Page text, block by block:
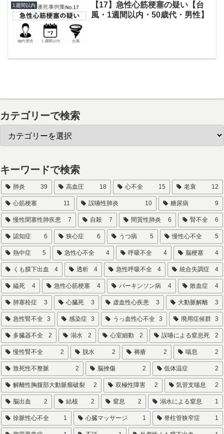
1週間以内
【17】急性心筋梗塞の疑い【台
風・1週間以内・50歳代・男性】
カテゴリーで検索
キーワードで検索
肺炎 39 高血圧 18 心不全 15 老衰 12
心筋梗塞 11 誤嚥性肺炎 10 糖尿病 9
慢性閉塞性肺疾患 7 自殺 7 間質性肺炎 6 腎不全 6
認知症 6 狭心症 6 うつ病 5 慢性心不全 5
熱中症 5 急性心不全 4 呼吸不全 4 脳梗塞 4
くも膜下出血 4 透析 4 急性呼吸不全 4 統合失調症 4
縊死 4 急性心筋梗塞 4 パーキンソン病 4 敗血症 4
肺塞栓症 3 心臓死 3 虚血性心疾患 3 大動脈解離 3
急性腎不全 3 感染症 3 うっ血性心不全 3 廃用症候群 3
多臓器不全 2 溺水 2 心室細動 2 誤嚥による窒息死 2
慢性腎不全 2 脱水 2 褥瘡 2 喘息 2
致死性不整脈 2 脳挫傷 2 低体温症 2
解離性胸腹部大動脈瘤破裂 2 双極性障害 2 気管支喘息 2
脳出血 2 結核 2 窒息 2 溺水による窒息 1
徐脈性心不全 1 心臓マッサージ 1 脊柱管狭窄症 1